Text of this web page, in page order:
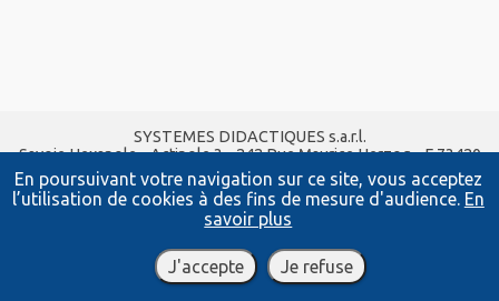
En poursuivant votre navigation sur ce site, vous acceptez
l’utilisation de cookies à des fins de mesure d'audience. En
savoir plus
J'accepte Je refuse
SYSTEMES DIDACTIQUES s.a.r.l.
Savoie Hexapole - Actipole 3 - 242 Rue Maurice Herzog - F 73420
VIVIERS DU LAC
Tel : 04 56 42 80 70| Fax :04 56 42 80 71
xavier.granjon@systemes-didactiques.fr
www.systemes-didactiques.fr